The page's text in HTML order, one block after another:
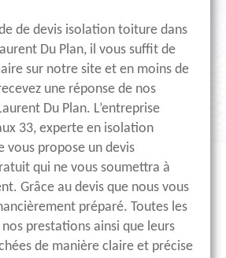
de devis isolation toiture dans
Du Plan, il vous suffit de
sur notre site et en moins de
une réponse de nos
Du Plan. L’entreprise
33, experte en isolation
propose un devis
qui ne vous soumettra à
Grâce au devis que nous vous
préparé. Toutes les
prestations ainsi que leurs
de manière claire et précise